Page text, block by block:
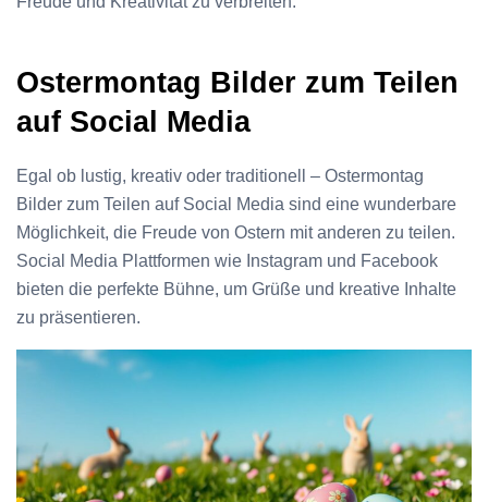
Ostermontag Bilder zum Teilen
auf Social Media
Egal ob lustig, kreativ oder traditionell – Ostermontag
Bilder zum Teilen auf Social Media sind eine wunderbare
Möglichkeit, die Freude von Ostern mit anderen zu teilen.
Social Media Plattformen wie Instagram und Facebook
bieten die perfekte Bühne, um Grüße und kreative Inhalte
zu präsentieren.